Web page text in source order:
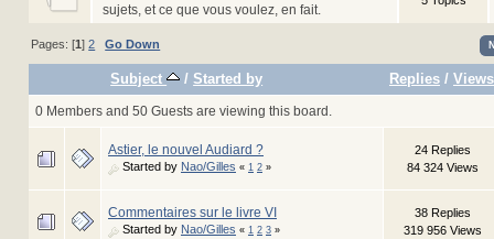
sujets, et ce que vous voulez, en fait.
Pages: [1]2 Go Down
Subject /Started by Replies / Views
0 Members and 50 Guests are viewing this board.
Astier, le nouvel Audiard ?
Started by Nao/Gilles « 1 2 »
24 Replies
84 324 Views
Commentaires sur le livre VI
Started by Nao/Gilles « 1 2 3 »
38 Replies
319 956 Views